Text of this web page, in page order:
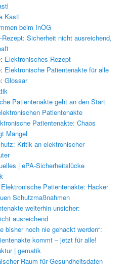
Kastl
beim InÖG
Rezept: Sicherheit nicht ausreichend,
Elektronisches Rezept
Elektronische Patientenakte für alle
Glossar
Patientenakte geht an den Start
Patientenakte
Patientenakte: Chaos
Mängel
Kritik an elektronischer
| ePA-Sicherheitslücke
Patientenakte: Hacker
Schutzmaßnahmen
weiterhin unsicher:
ausreichend
bisher noch nie gehackt werden“:
kommt – jetzt für alle!
| gematik
Raum für Gesundheitsdaten